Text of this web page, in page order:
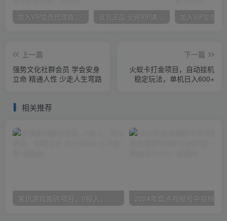
加入VIP会员代理商，享90%的推广提成，免费学习多种网上创业课程，菜鸟秒变大神！ 官方正品 全网VIP课程 无损下载~
上一篇
强势文化社群会员 学会安身
立命 精通人性 少走人生弯路
下一篇
火蚁卡打金项目，自动挂机
稳定玩法，单机日入600+
相关推荐